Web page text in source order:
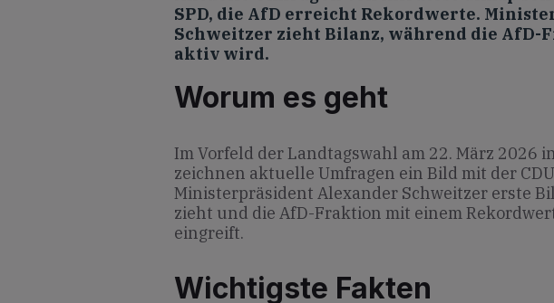
SPD, die AfD erreicht Rekordwerte.
Schweitzer zieht Bilanz, während die
aktiv wird.
Worum es geht
Im Vorfeld der Landtagswahl am 22. März 2026
zeichnen aktuelle Umfragen ein Bild mit der
Ministerpräsident Alexander Schweitzer erste
zieht und die AfD-Fraktion mit einem
eingreift.
Wichtigste Fakten